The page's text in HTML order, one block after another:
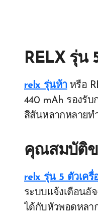
RELX รุ่น
relx รุ่นห้าหรือ
440 mAh รองรั
สีสันหลากหลาย
คุณสมบัติข
relx รุ่น 5 ตัวเครื่
ระบบแจ้งเตือนอั
ได้กับหัวพอดหล